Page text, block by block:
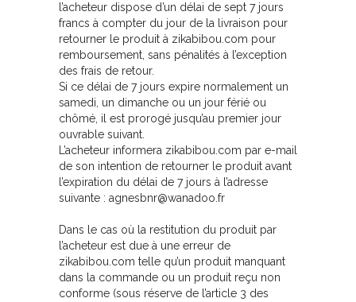
l’acheteur dispose d’un délai de sept 7 jours
francs à compter du jour de la livraison pour
retourner le produit à zikabibou.com pour
remboursement, sans pénalités à l’exception
des frais de retour.
Si ce délai de 7 jours expire normalement un
samedi, un dimanche ou un jour férié ou
chômé, il est prorogé jusqu’au premier jour
ouvrable suivant.
L’acheteur informera zikabibou.com par e-mail
de son intention de retourner le produit avant
l’expiration du délai de 7 jours à l’adresse
suivante : agnesbnr@wanadoo.fr
Dans le cas où la restitution du produit par
l’acheteur est due à une erreur de
zikabibou.com telle qu’un produit manquant
dans la commande ou un produit reçu non
conforme (sous réserve de l’article 3 des